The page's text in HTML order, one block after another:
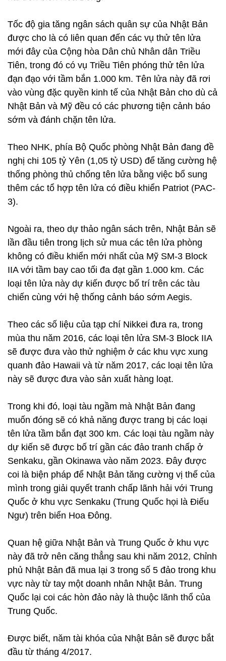
Tốc độ gia tăng ngân sách quân sự của Nhật Bản
được cho là có liên quan đến các vụ thử tên lửa
mới đây của Cộng hòa Dân chủ Nhân dân Triều
Tiên, trong đó có vụ Triều Tiên phóng thử tên lửa
đạn đạo với tầm bắn 1.000 km. Tên lửa này đã rơi
vào vùng đặc quyền kinh tế của Nhật Bản cho dù cả
Nhật Bản và Mỹ đều có các phương tiện cảnh báo
sớm và đánh chặn tên lửa.
Theo NHK, phía Bộ Quốc phòng Nhật Bản đang đề
nghị chi 105 tỷ Yên (1,05 tỷ USD) để tăng cường hệ
thống phòng thủ chống tên lửa bằng việc bổ sung
thêm các tổ hợp tên lửa có điều khiển Patriot (PAC-
3).
Ngoài ra, theo dự thảo ngân sách trên, Nhật Bản sẽ
lần đầu tiên trong lịch sử mua các tên lửa phòng
không có điều khiển mới nhất của Mỹ SM-3 Block
IIA với tầm bay cao tối đa đạt gần 1.000 km. Các
loại tên lửa này dự kiến được bố trí trên các tàu
chiến cùng với hệ thống cảnh báo sớm Aegis.
Theo các số liệu của tạp chí Nikkei đưa ra, trong
mùa thu năm 2016, các loại tên lửa SM-3 Block IIA
sẽ được đưa vào thử nghiệm ở các khu vực xung
quanh đảo Hawaii và từ năm 2017, các loại tên lửa
này sẽ được đưa vào sản xuất hàng loạt.
Trong khi đó, loại tàu ngầm mà Nhật Bản đang
muốn đóng sẽ có khả năng được trang bị các loại
tên lửa tầm bắn đạt 300 km. Các loại tàu ngầm này
dự kiến sẽ được bố trí gần các đảo tranh chấp ở
Senkaku, gần Okinawa vào năm 2023. Đây được
coi là biện pháp để Nhật Bản tăng cường vị thế của
mình trong giải quyết tranh chấp lãnh hải với Trung
Quốc ở khu vực Senkaku (Trung Quốc họi là Điếu
Ngư) trên biển Hoa Đông.
Quan hệ giữa Nhật Bản và Trung Quốc ở khu vực
này đã trở nên căng thẳng sau khi năm 2012, Chỉnh
phủ Nhật Bản đã mua lại 3 trong số 5 đảo trong khu
vực này từ tay một doanh nhân Nhật Bản. Trung
Quốc lại coi các hòn đảo này là thuộc lãnh thổ của
Trung Quốc.
Được biết, năm tài khóa của Nhật Bản sẽ được bắt
đầu từ tháng 4/2017.